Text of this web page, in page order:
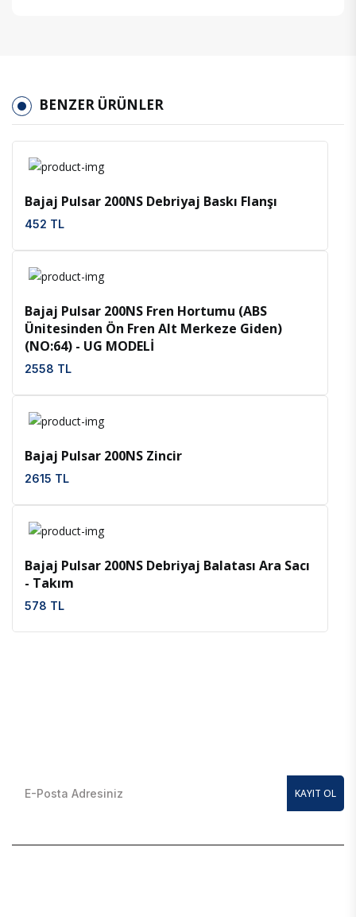
BENZER ÜRÜNLER
Bajaj Pulsar 200NS Debriyaj Baskı Flanşı
452 TL
Bajaj Pulsar 200NS Fren Hortumu (ABS
Ünitesinden Ön Fren Alt Merkeze Giden)
(NO:64) - UG MODELİ
2558 TL
Bajaj Pulsar 200NS Zincir
2615 TL
Bajaj Pulsar 200NS Debriyaj Balatası Ara Sacı
- Takım
578 TL
KAYIT OL